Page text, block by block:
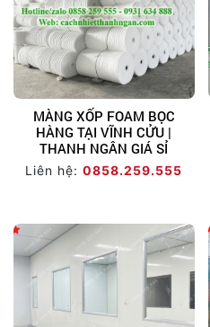
MÀNG XỐP FOAM BỌC
HÀNG TẠI VĨNH CỬU |
THANH NGÂN GIÁ SỈ
Liên hệ:0858.259.555